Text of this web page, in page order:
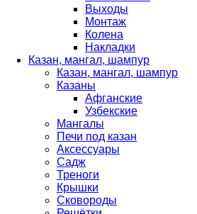
Выходы
Монтаж
Колена
Накладки
Казан, мангал, шампур
Казан, мангал, шампур
Казаны
Афганские
Узбекские
Мангалы
Печи под казан
Аксессуары
Садж
Треноги
Крышки
Сковороды